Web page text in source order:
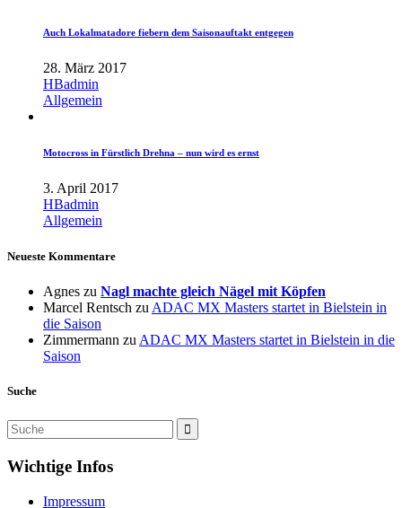
Auch Lokalmatadore fiebern dem Saisonauftakt entgegen
28. März 2017
HBadmin
Allgemein
Motocross in Fürstlich Drehna – nun wird es ernst
3. April 2017
HBadmin
Allgemein
Neueste Kommentare
Agnes zu Nagl machte gleich Nägel mit Köpfen
Marcel Rentsch zu ADAC MX Masters startet in Bielstein in
die Saison
Zimmermann zu ADAC MX Masters startet in Bielstein in die
Saison
Suche
Wichtige Infos
Impressum